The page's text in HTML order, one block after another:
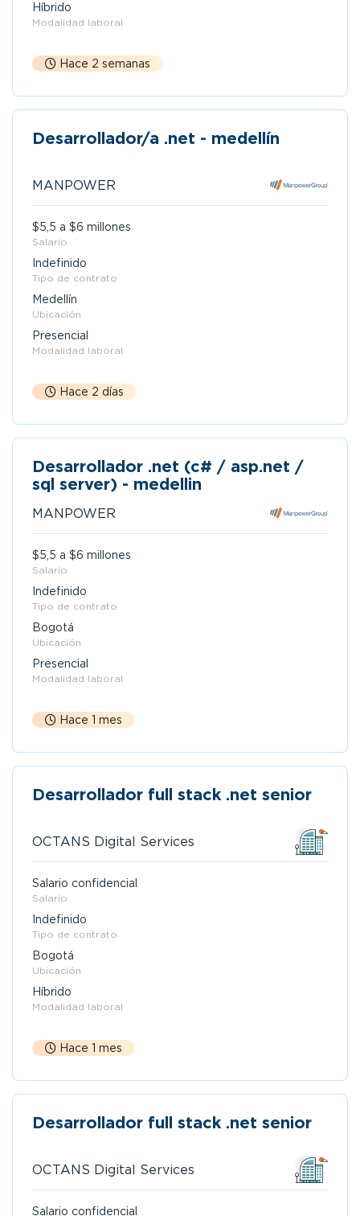
Híbrido
Modalidad laboral
Hace 2 semanas
Desarrollador/a .net - medellín
MANPOWER
$5,5 a $6 millones
Salario
Indefinido
Tipo de contrato
Medellín
Ubicación
Presencial
Modalidad laboral
Hace 2 días
Desarrollador .net (c# / asp.net /
sql server) - medellin
MANPOWER
$5,5 a $6 millones
Salario
Indefinido
Tipo de contrato
Bogotá
Ubicación
Presencial
Modalidad laboral
Hace 1 mes
Desarrollador full stack .net senior
OCTANS Digital Services
Salario confidencial
Salario
Indefinido
Tipo de contrato
Bogotá
Ubicación
Híbrido
Modalidad laboral
Hace 1 mes
Desarrollador full stack .net senior
OCTANS Digital Services
Salario confidencial